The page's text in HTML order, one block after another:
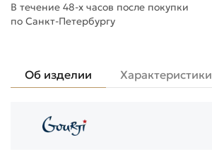
В течение 48-х часов после покупки
по Санкт-Петербургу
Об изделии Характеристики